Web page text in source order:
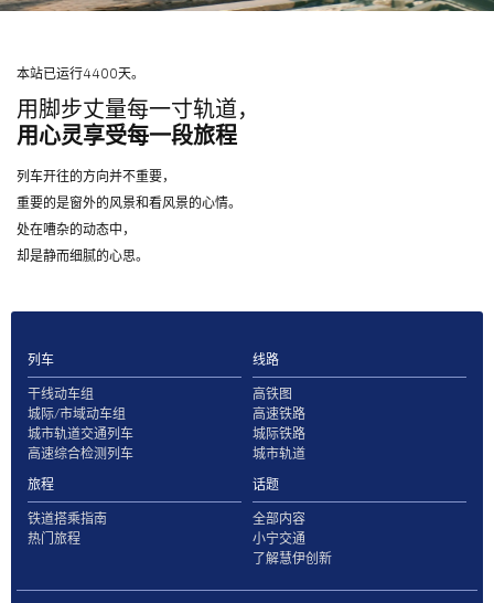
本站已运行4400天。
用脚步丈量每一寸轨道，
用心灵享受每一段旅程
列车开往的方向并不重要，
重要的是窗外的风景和看风景的心情。
处在嘈杂的动态中，
却是静而细腻的心思。
列车
干线动车组
城际/市域动车组
城市轨道交通列车
高速综合检测列车
线路
高铁图
高速铁路
城际铁路
城市轨道
旅程
铁道搭乘指南
热门旅程
话题
全部内容
小宁交通
了解慧伊创新